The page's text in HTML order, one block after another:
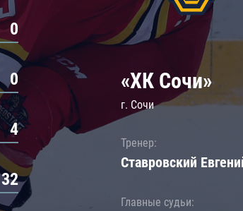
0
0
4
32
«ХК Сочи»
г. Сочи
Тренер:
Ставровский
Главные судьи: